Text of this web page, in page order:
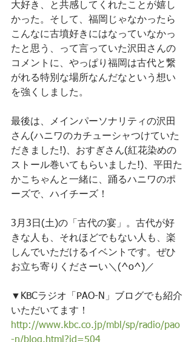
大好き、と共感してくれたことが嬉し
かった。そして、福岡じゃなかったら
こんなに古墳好きにはなっていなかっ
たと思う、って言っていた沢田さんの
コメントに、やっぱり福岡は古代と繋
がれる特別な場所なんだなという想い
を強くしました。
最後は、メインパーソナリティの沢田
さん(ハニワのカチューシャつけていた
だきました!)、おすぎさん(紅花染めの
ストール巻いてもらいました!)、平田た
かこちゃんと一緒に、踊るハニワのポ
ーズで、ハイチーズ！
3月3日(土)の「古代の宴」。古代が好
きな人も、それほどでもない人も、楽
しんでいただけるイベントです。ぜひ
お立ち寄りくださーい＼(^o^)／
▼KBCラジオ「PAO-N」ブログでも紹介
いただいてます！
http://www.kbc.co.jp/mbl/sp/radio/pao